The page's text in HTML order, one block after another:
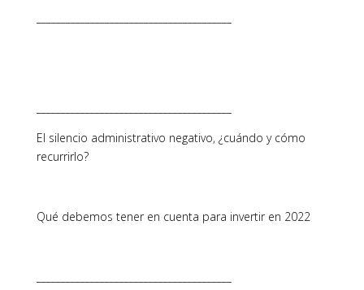
El silencio administrativo negativo, ¿cuándo y cómo
recurrirlo?
Qué debemos tener en cuenta para invertir en 2022